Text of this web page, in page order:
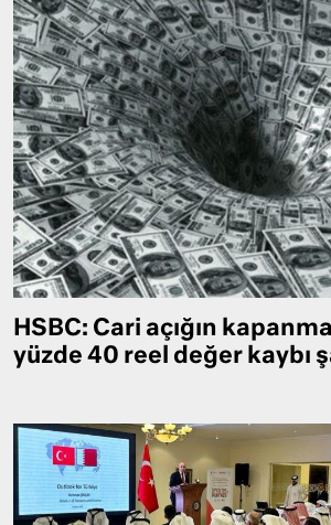
HSBC: Cari açığın
yüzde 40 reel değer kaybı